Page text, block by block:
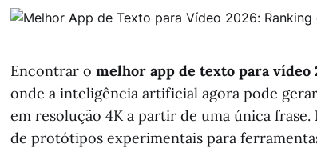
Encontrar o melhor app de texto para vídeo
onde a inteligência artificial agora pode
em resolução 4K a partir de uma única
de protótipos experimentais para